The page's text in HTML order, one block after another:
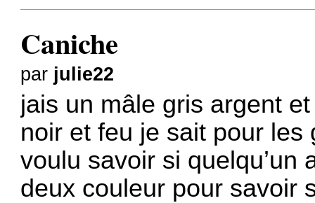
Caniche
par julie22
jais un mâle gris argent
noir et feu je sait pour
voulu savoir si quelqu’un
deux couleur pour savoir